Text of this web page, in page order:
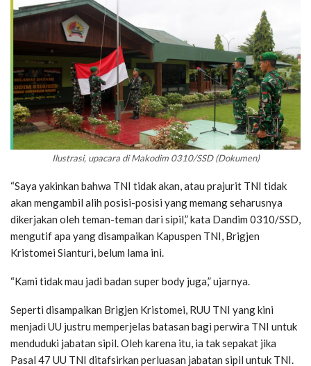
Ilustrasi, upacara di Makodim 0310/SSD (Dokumen)
“Saya yakinkan bahwa TNI tidak akan, atau prajurit TNI tidak
akan mengambil alih posisi-posisi yang memang seharusnya
dikerjakan oleh teman-teman dari sipil,” kata Dandim 0310/SSD,
mengutif apa yang disampaikan Kapuspen TNI, Brigjen
Kristomei Sianturi, belum lama ini.
“Kami tidak mau jadi badan super body juga,” ujarnya.
Seperti disampaikan Brigjen Kristomei, RUU TNI yang kini
menjadi UU justru memperjelas batasan bagi perwira TNI untuk
menduduki jabatan sipil. Oleh karena itu, ia tak sepakat jika
Pasal 47 UU TNI ditafsirkan perluasan jabatan sipil untuk TNI.